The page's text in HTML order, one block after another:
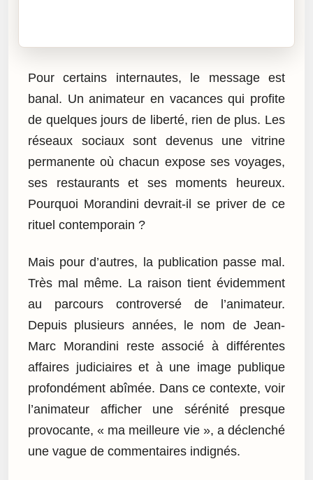
Pour certains internautes, le message est
banal. Un animateur en vacances qui profite
de quelques jours de liberté, rien de plus. Les
réseaux sociaux sont devenus une vitrine
permanente où chacun expose ses voyages,
ses restaurants et ses moments heureux.
Pourquoi Morandini devrait-il se priver de ce
rituel contemporain ?
Mais pour d’autres, la publication passe mal.
Très mal même. La raison tient évidemment
au parcours controversé de l’animateur.
Depuis plusieurs années, le nom de Jean-
Marc Morandini reste associé à différentes
affaires judiciaires et à une image publique
profondément abîmée. Dans ce contexte, voir
l’animateur afficher une sérénité presque
provocante, « ma meilleure vie », a déclenché
une vague de commentaires indignés.